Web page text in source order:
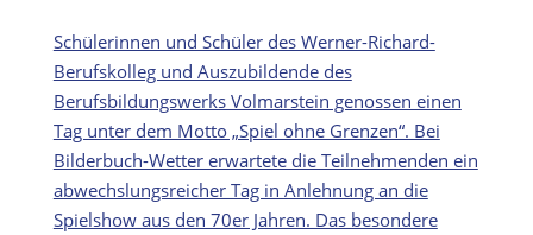
Schülerinnen und Schüler des Werner-Richard-
Berufskolleg und Auszubildende des
Berufsbildungswerks Volmarstein genossen einen
Tag unter dem Motto „Spiel ohne Grenzen“. Bei
Bilderbuch-Wetter erwartete die Teilnehmenden ein
abwechslungsreicher Tag in Anlehnung an die
Spielshow aus den 70er Jahren. Das besondere